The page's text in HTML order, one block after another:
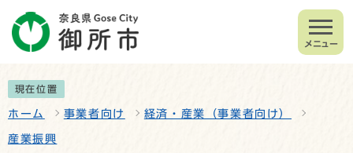
メニュー
現在位置
ホーム 事業者向け 経済・産業（事業者向け）
産業振興